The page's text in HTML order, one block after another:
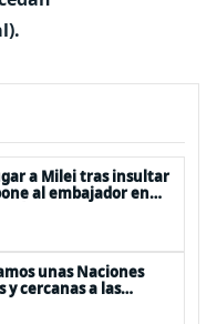
a Milei tras insultar
al embajador en
bilateral
unas Naciones
y cercanas a las